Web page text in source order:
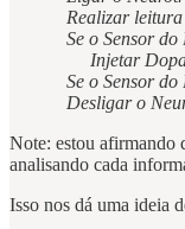
Realizar leitura do
Se o Sensor do
Injetar
Se o Sensor do
Desligar o
Note: estou afirmando
analisando cada
Isso nos dá uma ideia